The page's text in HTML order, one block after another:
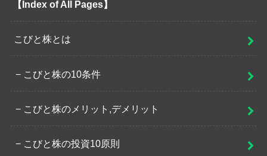
【Index of All Pages】
こびと株とは
こびと株の10条件
こびと株のメリット,デメリット
こびと株の投資10原則